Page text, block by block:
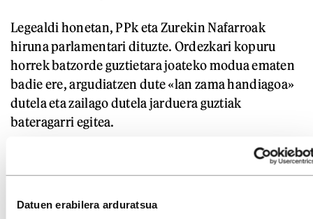
Datuen erabilera arduratsua
Legealdi honetan, PPk eta Zurekin Nafarroak
hiruna parlamentari dituzte. Ordezkari kopuru
horrek batzorde guztietara joateko modua ematen
badie ere, argudiatzen dute «lan zama handiagoa»
dutela eta zailago dutela jarduera guztiak
bateragarri egitea.
Gaur egun, salbuespen bakarra eta nagusia Vox da.
XI. legealdiak urte erdi bete duen honetan, Maite